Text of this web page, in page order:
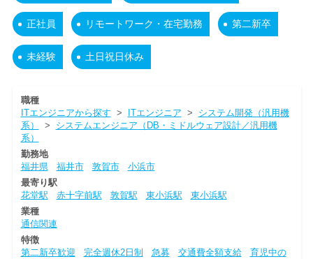
正社員 リモートワーク・在宅勤務 第二新卒
未経験 土日祝日休み
職種
ITエンジニアから探す > ITエンジニア > システム開発（汎用機
系）
> システムエンジニア（DB・ミドルウェア設計／汎用機
系）
勤務地
福井県
福井市 敦賀市
小浜市
最寄り駅
花堂駅
赤十字前駅 敦賀駅 東小浜駅
東小浜駅
業種
通信関連
特徴
第二新卒歓迎
完全週休2日制 急募 交通費全額支給
育児中の